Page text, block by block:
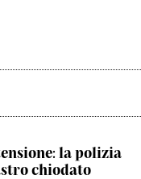
la polizia
chiodato